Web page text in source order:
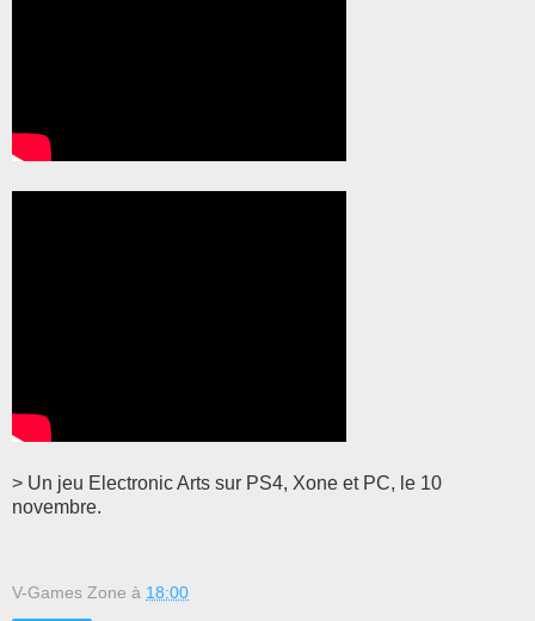
> Un jeu Electronic Arts sur PS4, Xone et PC, le 10
novembre.
V-Games Zone à 18:00